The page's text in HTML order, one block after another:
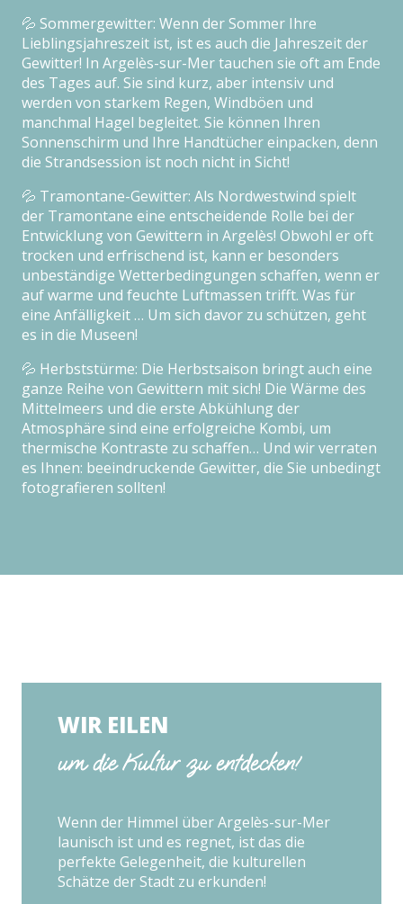
💦 Sommergewitter: Wenn der Sommer Ihre
Lieblingsjahreszeit ist, ist es auch die Jahreszeit der
Gewitter! In Argelès-sur-Mer tauchen sie oft am Ende
des Tages auf. Sie sind kurz, aber intensiv und
werden von starkem Regen, Windböen und
manchmal Hagel begleitet. Sie können Ihren
Sonnenschirm und Ihre Handtücher einpacken, denn
die Strandsession ist noch nicht in Sicht!
💦 Tramontane-Gewitter: Als Nordwestwind spielt
der Tramontane eine entscheidende Rolle bei der
Entwicklung von Gewittern in Argelès! Obwohl er oft
trocken und erfrischend ist, kann er besonders
unbeständige Wetterbedingungen schaffen, wenn er
auf warme und feuchte Luftmassen trifft. Was für
eine Anfälligkeit … Um sich davor zu schützen, geht
es in die Museen!
💦 Herbststürme: Die Herbstsaison bringt auch eine
ganze Reihe von Gewittern mit sich! Die Wärme des
Mittelmeers und die erste Abkühlung der
Atmosphäre sind eine erfolgreiche Kombi, um
thermische Kontraste zu schaffen… Und wir verraten
es Ihnen: beeindruckende Gewitter, die Sie unbedingt
fotografieren sollten!
WIR EILEN
um die Kultur zu entdecken!
Wenn der Himmel über Argelès-sur-Mer
launisch ist und es regnet, ist das die
perfekte Gelegenheit, die kulturellen
Schätze der Stadt zu erkunden!